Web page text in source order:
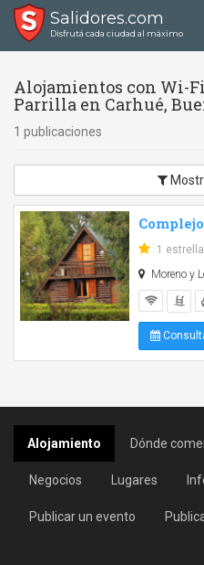
Salidores.com
Disfrutá cada ciudad al máximo
Alojamientos con Wi-
Parrilla en Carhué,
1 publicaciones
1 estrella
Moreno y
Alojamiento Dónde
Negocios Lugares
Publicar un evento